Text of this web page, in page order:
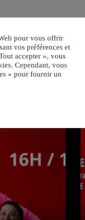
pour vous offrir
vos préférences et
accepter », vous
Cependant, vous
» pour fournir un